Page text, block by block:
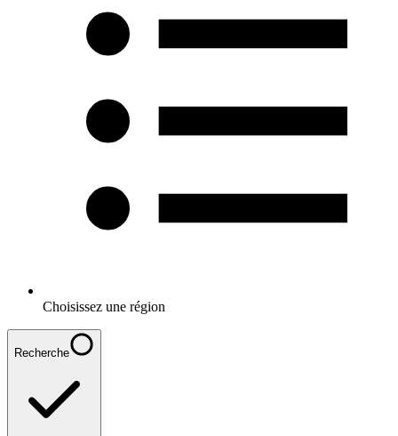
Choisissez une région
Recherche